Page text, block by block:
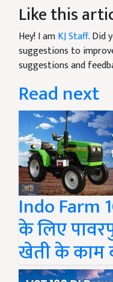
Like this
Hey! I amKJ Staff. Did
suggestions to
suggestions and
Read next
Indo Farm
के लिए
खेती के काम